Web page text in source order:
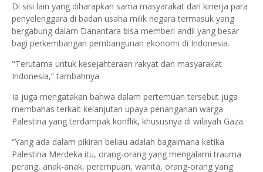
Di sisi lain yang diharapkan sama masyarakat dari kinerja para
penyelenggara di badan usaha milik negara termasuk yang
bergabung dalam Danantara bisa memberi andil yang besar
bagi perkembangan pembangunan ekonomi di Indonesia.
"Terutama untuk kesejahteraan rakyat dan masyarakat
Indonesia,” tambahnya.
Ia juga mengatakan bahwa dalam pertemuan tersebut juga
membahas terkait kelanjutan upaya penanganan warga
Palestina yang terdampak konflik, khususnya di wilayah Gaza.
“Yang ada dalam pikiran beliau adalah bagaimana ketika
Palestina Merdeka itu, orang-orang yang mengalami trauma
perang, anak-anak, perempuan, wanita, orang-orang yang